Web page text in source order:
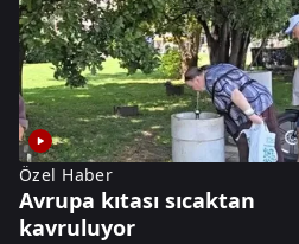
Özel Haber
Avrupa kıtası sıcaktan
kavruluyor